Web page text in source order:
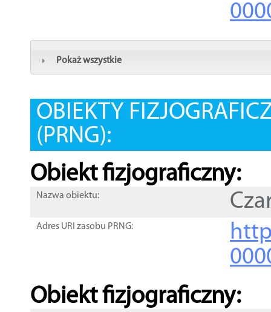
Pokaż wszystkie
OBIEKTY
(PRNG):
Obiekt fizjograficzny:
Nazwa obiektu:
Adres URI zasobu PRNG:
Obiekt fizjograficzny: